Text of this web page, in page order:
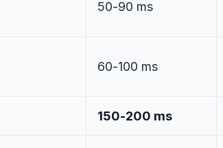
50-90 ms
60-100 ms
150-200 ms